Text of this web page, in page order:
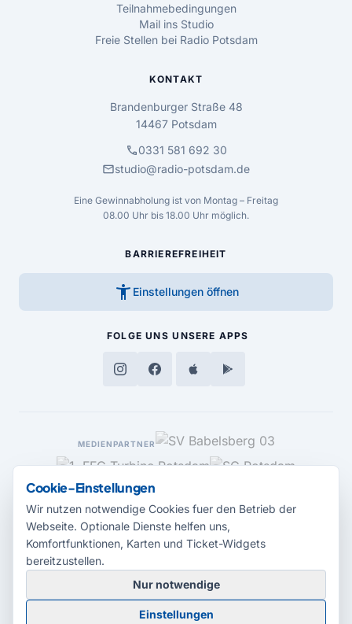
Teilnahmebedingungen
Mail ins Studio
Freie Stellen bei Radio Potsdam
KONTAKT
Brandenburger Straße 48
14467 Potsdam
call0331 581 692 30
mailstudio@radio-potsdam.de
Eine Gewinnabholung ist von Montag – Freitag
08.00 Uhr bis 18.00 Uhr möglich.
BARRIEREFREIHEIT
accessibility_new Einstellungen öffnen
FOLGE UNS UNSERE APPS
MEDIENPARTNER
© 2026 Radio Potsdam. Webseite entwickelt durch dieMedienagentur
Babelsberg
Cookie-Einstellungen
Wir nutzen notwendige Cookies fuer den Betrieb der
Webseite. Optionale Dienste helfen uns,
Komfortfunktionen, Karten und Ticket-Widgets
bereitzustellen.
Nur notwendige
Einstellungen